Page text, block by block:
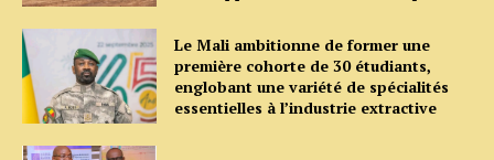
Le Mali ambitionne de former une
première cohorte de 30 étudiants,
englobant une variété de spécialités
essentielles à l’industrie extractive